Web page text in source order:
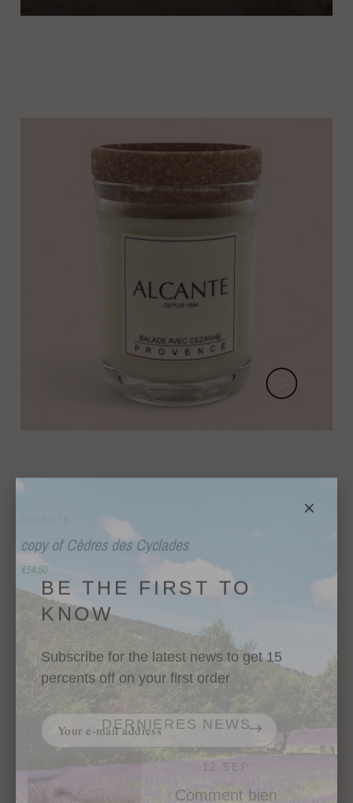
copy of Cèdres des Cyclades
€14.50
DERNIERES NEWS
12 SEP
Comment bien
BE THE FIRST TO